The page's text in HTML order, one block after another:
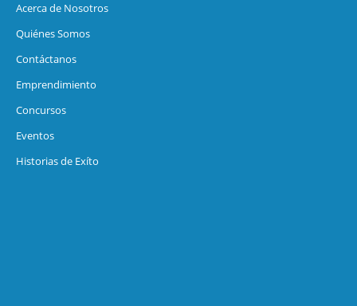
Acerca de Nosotros
Quiénes Somos
Contáctanos
Emprendimiento
Concursos
Eventos
Historias de Exíto